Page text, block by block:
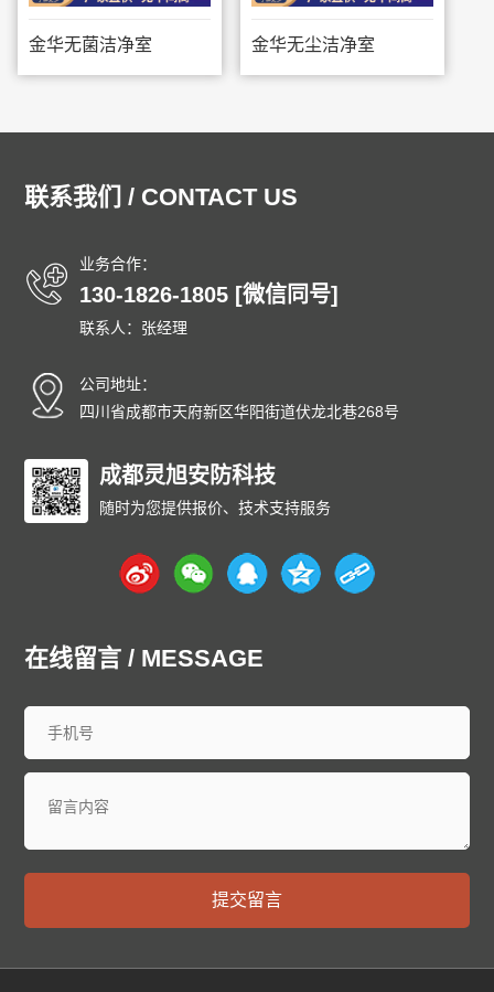
金华无菌洁净室 金华无尘洁净室
联系我们 / CONTACT US
业务合作：
130-1826-1805 [微信同号]
联系人：张经理
公司地址：
四川省成都市天府新区华阳街道伏龙北巷268号
成都灵旭安防科技
随时为您提供报价、技术支持服务
在线留言 / MESSAGE
提交留言